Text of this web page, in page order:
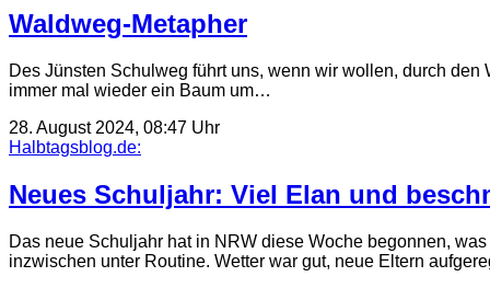
Waldweg-Metapher
Des Jünsten Schulweg führt uns, wenn wir wollen, durch
immer mal wieder ein Baum um…
28. August 2024, 08:47 Uhr
Halbtagsblog.de:
Neues Schuljahr: Viel Elan und
Das neue Schuljahr hat in NRW diese Woche begonnen,
inzwischen unter Routine. Wetter war gut, neue Eltern